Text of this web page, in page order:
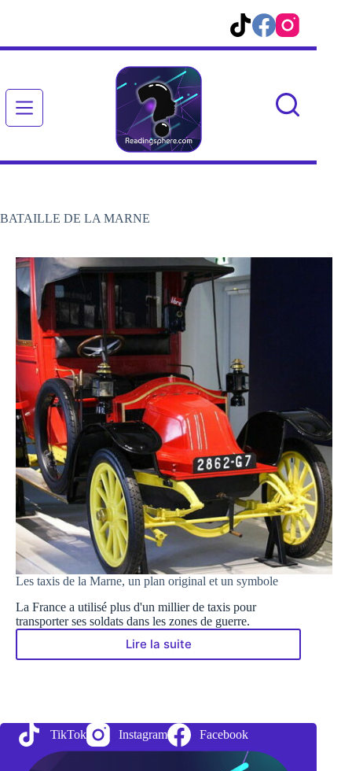
BATAILLE DE LA MARNE
Les taxis de la Marne, un plan original et un symbole
La France a utilisé plus d'un millier de taxis pour
transporter ses soldats dans les zones de guerre.
Lire la suite
Les
un
plan
original
TikTok Instagram Facebook